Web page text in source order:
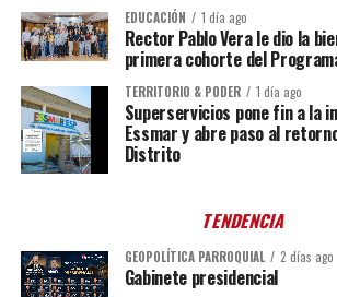
EDUCACIÓN 1 día ago
Rector Pablo Vera le dio la
primera cohorte del
TERRITORIO & PODER 1 día ago
Superservicios pone fin a la
Essmar y abre paso al
Distrito
TENDENCIA
GEOPOLÍTICA PARROQUIAL 2 días ago
Gabinete presidencial